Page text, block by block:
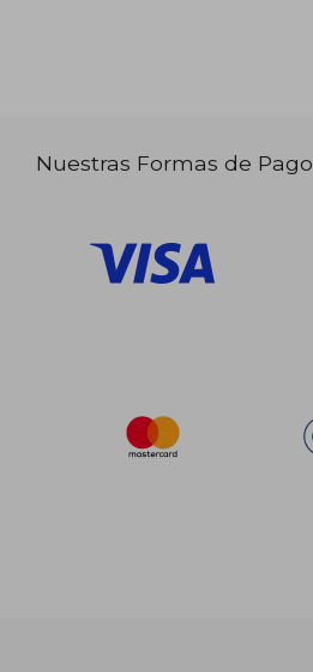
Nuestras Formas de Pago